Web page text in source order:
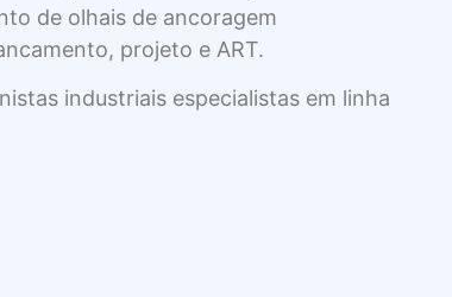
de olhais de ancoragem
projeto e ART.
industriais especialistas em linha